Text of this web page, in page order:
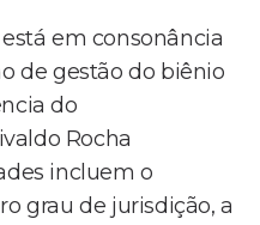
em consonância
de gestão do biênio
do
Rocha
incluem o
grau de jurisdição, a